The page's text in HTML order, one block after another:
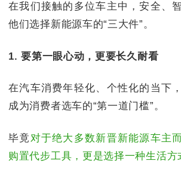
在我们接触的多位车主中，安全、
他们选择新能源车的“三大件”。
1. 要第一眼心动，更要长久耐看
在汽车消费年轻化、个性化的当下
成为消费者选车的“第一道门槛”。
毕竟 对于绝大多数新晋新能源车主
购置代步工具，更是选择一种生活方